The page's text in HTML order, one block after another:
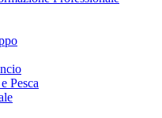
Pesca